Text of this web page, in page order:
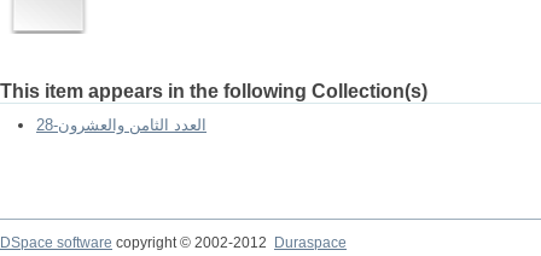
This item appears in the following Collection(s)
العدد الثامن والعشرون-28
DSpace software copyright © 2002-2012
Duraspace